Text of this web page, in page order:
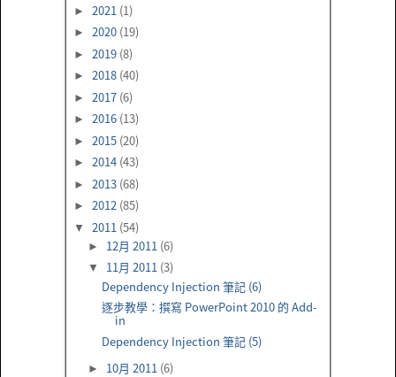
► 2021 (1)
► 2020 (19)
► 2019 (8)
► 2018 (40)
► 2017 (6)
► 2016 (13)
► 2015 (20)
► 2014 (43)
► 2013 (68)
► 2012 (85)
▼ 2011 (54)
► 12月 2011 (6)
▼ 11月 2011 (3)
Dependency Injection 筆記 (6)
逐步教學：撰寫 PowerPoint 2010 的 Add-
in
Dependency Injection 筆記 (5)
► 10月 2011 (6)